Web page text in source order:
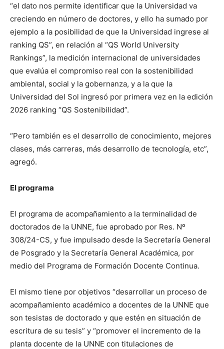
“el dato nos permite identificar que la Universidad va
creciendo en número de doctores, y ello ha sumado por
ejemplo a la posibilidad de que la Universidad ingrese al
ranking QS”, en relación al “QS World University
Rankings”, la medición internacional de universidades
que evalúa el compromiso real con la sostenibilidad
ambiental, social y la gobernanza, y a la que la
Universidad del Sol ingresó por primera vez en la edición
2026 ranking “QS Sostenibilidad”.
“Pero también es el desarrollo de conocimiento, mejores
clases, más carreras, más desarrollo de tecnología, etc”,
agregó.
El programa
El programa de acompañamiento a la terminalidad de
doctorados de la UNNE, fue aprobado por Res. Nº
308/24-CS, y fue impulsado desde la Secretaría General
de Posgrado y la Secretaría General Académica, por
medio del Programa de Formación Docente Continua.
El mismo tiene por objetivos “desarrollar un proceso de
acompañamiento académico a docentes de la UNNE que
son tesistas de doctorado y que estén en situación de
escritura de su tesis” y “promover el incremento de la
planta docente de la UNNE con titulaciones de